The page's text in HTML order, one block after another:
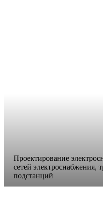
Проектирование
сетей электроснабжения,
подстанций